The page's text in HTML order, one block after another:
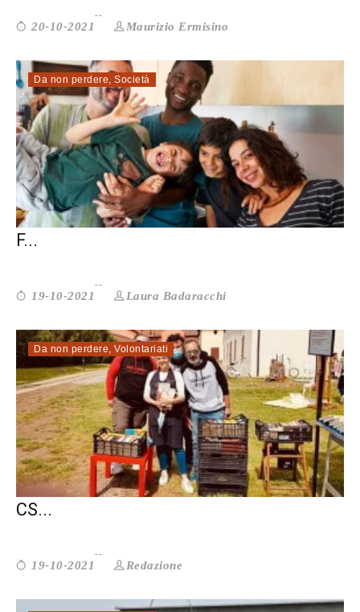
20-10-2021 Maurizio Ermisino
Da non perdere, Società
I MINORI STRANIERI SOLI CERCANO UNA
F...
19-10-2021 Laura Badaracchi
Da non perdere, Volontariati
CI ASPETTA UNA STAGIONE DIFFICILE.
CS...
19-10-2021 Redazione